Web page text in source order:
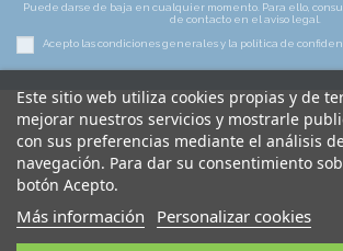
Puede darse de baja en cualquier momento. Para ello,
de contacto en el aviso legal.
Acepto las condiciones generales y la política de
Este sitio web utiliza cookies propias y de
mejorar nuestros servicios y mostrarle
con sus preferencias mediante el análisis
navegación. Para dar su consentimiento
botón Acepto.
Más información Personalizar cookies